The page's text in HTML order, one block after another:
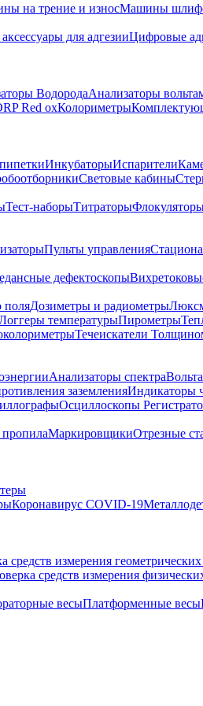
на трение и износМашины
для адгезииЦифровые
ВодородаАнализаторы
Red oxКолориметры
ИнкубаторыИспарители
Световые кабины
Тест-наборыТитраторы
Пульты управления
дефектоскопы
поляДозиметры и радиометры
температурыПирометры
Течеискатели
Анализаторы спектра
заземленияИндикаторы
Осциллоскопы
пропилаМаркировщикиОтрезные
Коронавирус COVID-19
средств измерения
средств измерения
весыПлатформенные весы